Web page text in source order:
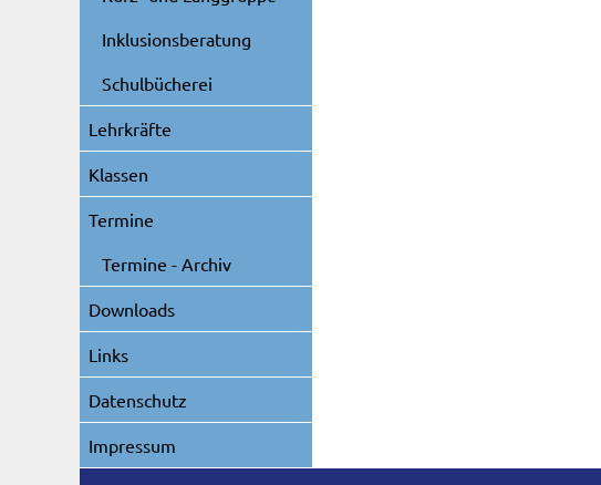
Inklusionsberatung
Schulbücherei
Lehrkräfte
Klassen
Termine
Termine - Archiv
Downloads
Links
Datenschutz
Impressum